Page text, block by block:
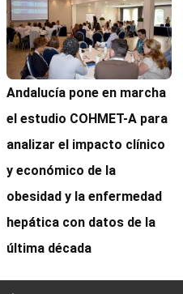
Andalucía pone en marcha
el estudio COHMET-A para
analizar el impacto clínico
y económico de la
obesidad y la enfermedad
hepática con datos de la
última década